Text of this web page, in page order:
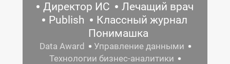
Директор ИС
Лечащий врач
Publish
Классный журнал
Понимашка
Data Award
Управление данными
Технологии бизнес-аналитики